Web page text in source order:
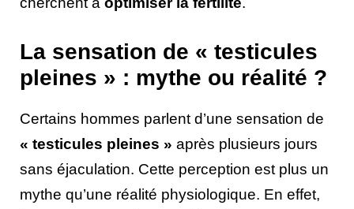
La sensation de « testicules
pleines » : mythe ou réalité ?
Certains hommes parlent d’une sensation de
« testicules pleines » après plusieurs jours
sans éjaculation. Cette perception est plus un
mythe qu’une réalité physiologique. En effet,